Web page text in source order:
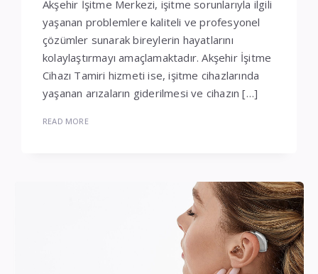
Akşehir İşitme Merkezi, işitme sorunlarıyla ilgili
yaşanan problemlere kaliteli ve profesyonel
çözümler sunarak bireylerin hayatlarını
kolaylaştırmayı amaçlamaktadır. Akşehir İşitme
Cihazı Tamiri hizmeti ise, işitme cihazlarında
yaşanan arızaların giderilmesi ve cihazın […]
READ MORE